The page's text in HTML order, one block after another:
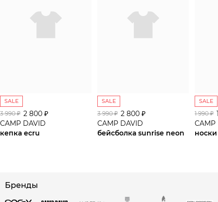
SALE
3 990 ₽ 2 800 ₽
CAMP DAVID
кепка ecru
SALE
3 990 ₽ 2 800 ₽
CAMP DAVID
бейсболка sunrise neon
SALE
1 990 ₽
CAMP
Бренды